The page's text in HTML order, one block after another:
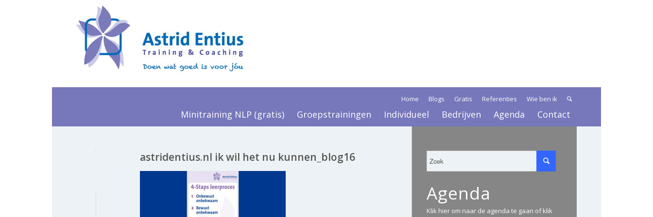
Home Blogs Gratis Referenties Wie ben ik
Minitraining NLP (gratis) Groepstrainingen Individueel Bedrijven Agenda Contact
astridentius.nl ik wil het nu kunnen_blog16
Agenda
Klik hier om naar de agenda te gaan of klik